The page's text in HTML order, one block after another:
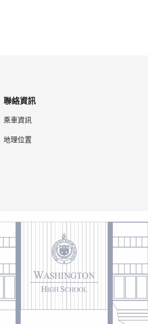
聯絡資訊
乘車資訊
地理位置